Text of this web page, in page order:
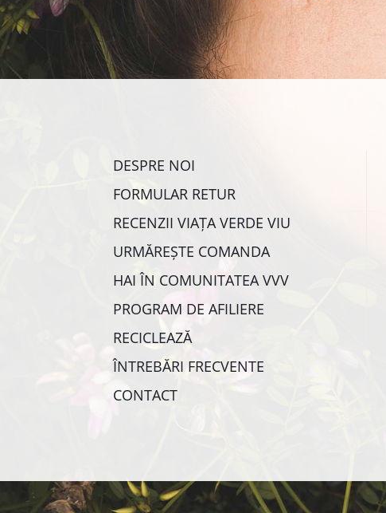
DESPRE NOI
FORMULAR RETUR
RECENZII VIAȚA VERDE VIU
URMĂREȘTE COMANDA
HAI ÎN COMUNITATEA VVV
PROGRAM DE AFILIERE
RECICLEAZĂ
ÎNTREBĂRI FRECVENTE
CONTACT